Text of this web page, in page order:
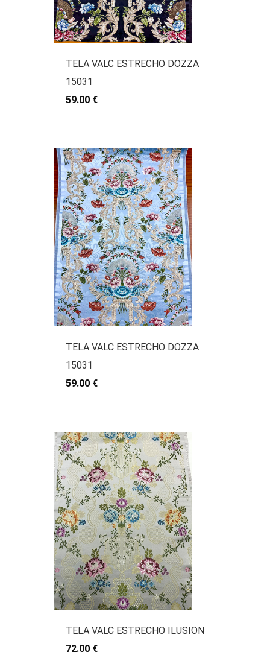
TELA VALC ESTRECHO DOZZA
15031
59.00 €
TELA VALC ESTRECHO DOZZA
15031
59.00 €
TELA VALC ESTRECHO ILUSION
72.00 €